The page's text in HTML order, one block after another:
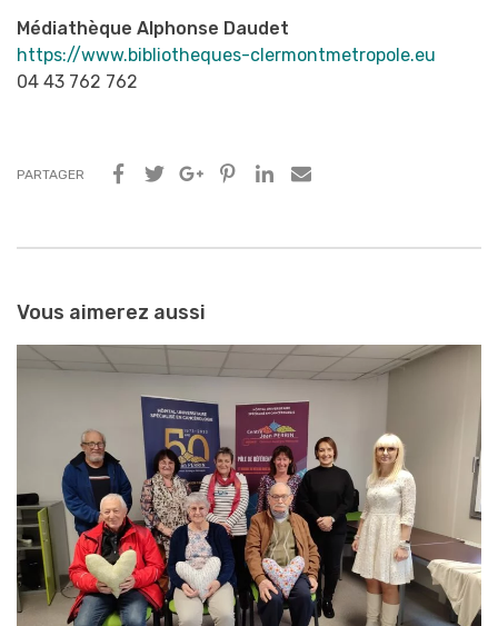
Médiathèque Alphonse Daudet
https://www.bibliotheques-clermontmetropole.eu
04 43 762 762
PARTAGER
Navigation
entre
les
articles
Vous aimerez aussi